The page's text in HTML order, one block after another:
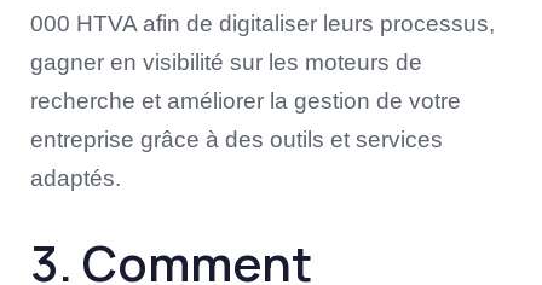
000 HTVA afin de digitaliser leurs processus,
gagner en visibilité sur les moteurs de
recherche et améliorer la gestion de votre
entreprise grâce à des outils et services
adaptés.
3. Comment